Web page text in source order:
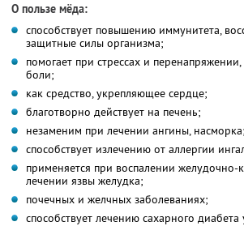
О пользе мёда:
способствует повышению иммунитета,
защитные силы организма;
помогает при стрессах и
боли;
как средство, укрепляющее сердце;
благотворно действует на печень;
незаменим при лечении ангины, насморка;
способствует излечению от аллергии
применяется при воспалении желудочно-
лечении язвы желудка;
почечных и желчных заболеваниях;
способствует лечению сахарного диабета